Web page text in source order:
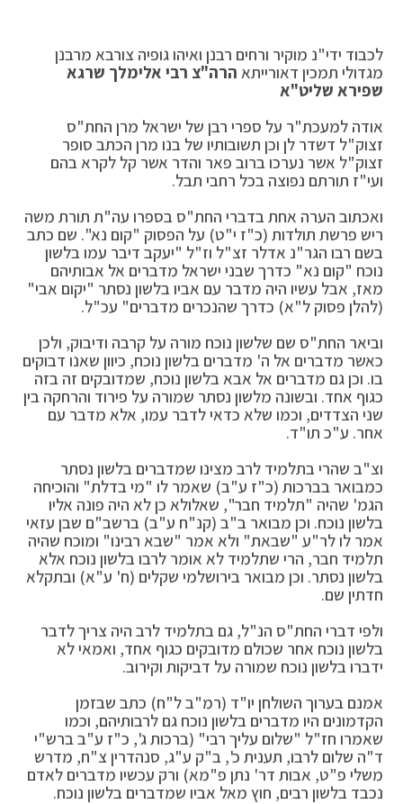
לכבוד ידי"נ מוקיר ורחים רבנן ואיהו גופיה צורבא מרבנן
מגדולי תמכין דאורייתא הרה"צ רבי אלימלך שרגא
שפירא שליט"א
אודה למעכת"ר על ספרי רבן של ישראל מרן החת"ס
זצוק"ל דשדר לן וכן תשובותיו של בנו מרן הכתב סופר
זצוק"ל אשר נערכו ברוב פאר והדר אשר קל לקרא בהם
ועי"ז תורתם נפוצה בכל רחבי תבל.
ואכתוב הערה אחת בדברי החת"ס בספרו עה"ת תורת משה
ריש פרשת תולדות (כ"ז י"ט) על הפסוק "קום נא". שם כתב
בשם רבו הגר"נ אדלר זצ"ל וז"ל "יעקב דיבר עמו בלשון
נוכח "קום נא" כדרך שבני ישראל מדברים אל אבותיהם
מאז, אבל עשיו היה מדבר עם אביו בלשון נסתר "יקום אבי"
(להלן פסוק ל"א) כדרך שהנכרים מדברים" עכ"ל.
וביאר החת"ס שם שלשון נוכח מורה על קרבה ודיבוק, ולכן
כאשר מדברים אל ה' מדברים בלשון נוכח, כיוון שאנו דבוקים
בו. וכן גם מדברים אל אבא בלשון נוכח, שמדובקים זה בזה
כגוף אחד. ובשונה מלשון נסתר שמורה על פירוד והרחקה בין
שני הצדדים, וכמו שלא כדאי לדבר עמו, אלא מדבר עם
אחר. ע"כ תו"ד.
וצ"ב שהרי בתלמיד לרב מצינו שמדברים בלשון נסתר
כמבואר בברכות (כ"ז ע"ב) שאמר לו "מי בדלת" והוכיחה
הגמ' שהיה "תלמיד חבר", שאלולא כן לא היה פונה אליו
בלשון נוכח. וכן מבואר ב"ב (קנ"ח ע"ב) ברשב"ם שבן עזאי
אמר לו לר"ע "שבאת" ולא אמר "שבא רבינו" ומוכח שהיה
תלמיד חבר, הרי שתלמיד לא אומר לרבו בלשון נוכח אלא
בלשון נסתר. וכן מבואר בירושלמי שקלים (ח' ע"א) ובתקלא
חדתין שם.
ולפי דברי החת"ס הנ"ל, גם בתלמיד לרב היה צריך לדבר
בלשון נוכח אחר שכולם מדובקים כגוף אחד, ואמאי לא
ידברו בלשון נוכח שמורה על דביקות וקירוב.
אמנם בערוך השולחן יו"ד (רמ"ב ל"ח) כתב שבזמן
הקדמונים היו מדברים בלשון נוכח גם לרבותיהם, וכמו
שאמרו חז"ל "שלום עליך רבי" (ברכות ג', כ"ז ע"ב ברש"י
ד"ה שלום לרבו, תענית כ', ב"ק ע"ג, סנהדרין צ"ח, מדרש
משלי פ"ט, אבות דר' נתן פ"מא) ורק עכשיו מדברים לאדם
נכבד בלשון רבים, חוץ מאל אביו שמדברים בלשון נוכח.